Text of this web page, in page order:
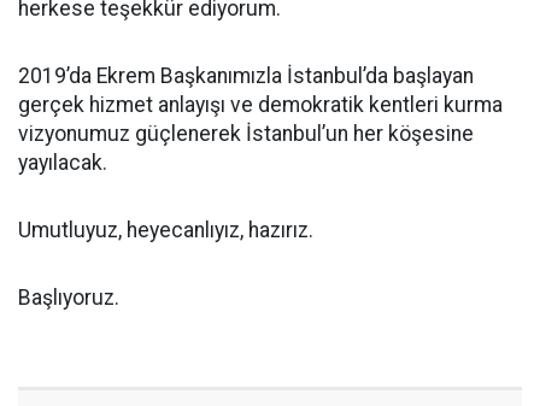
herkese teşekkür ediyorum.
2019’da Ekrem Başkanımızla İstanbul’da başlayan
gerçek hizmet anlayışı ve demokratik kentleri kurma
vizyonumuz güçlenerek İstanbul’un her köşesine
yayılacak.
Umutluyuz, heyecanlıyız, hazırız.
Başlıyoruz.